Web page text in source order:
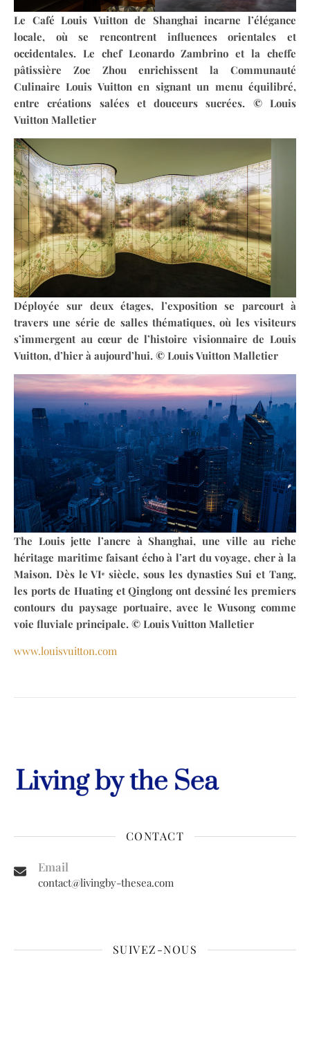
Le Café Louis Vuitton de Shanghai incarne l’élégance
locale, où se rencontrent influences orientales et
occidentales. Le chef Leonardo Zambrino et la cheffe
pâtissière Zoe Zhou enrichissent la Communauté
Culinaire Louis Vuitton en signant un menu équilibré,
entre créations salées et douceurs sucrées. © Louis
Vuitton Malletier
Déployée sur deux étages, l’exposition se parcourt à
travers une série de salles thématiques, où les visiteurs
s’immergent au cœur de l’histoire visionnaire de Louis
Vuitton, d’hier à aujourd’hui. © Louis Vuitton Malletier
The Louis jette l’ancre à Shanghai, une ville au riche
héritage maritime faisant écho à l’art du voyage, cher à la
Maison. Dès le VIᵉ siècle, sous les dynasties Sui et Tang,
les ports de Huating et Qinglong ont dessiné les premiers
contours du paysage portuaire, avec le Wusong comme
voie fluviale principale. © Louis Vuitton Malletier
www.louisvuitton.com
CONTACT
Email
contact@livingby-thesea.com
SUIVEZ-NOUS